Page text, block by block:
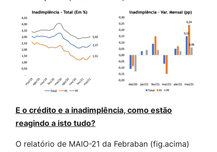
E o crédito e a inadimplência, como estão
reagindo a isto tudo?
O relatório de MAIO-21 da Febraban (fig.acima)